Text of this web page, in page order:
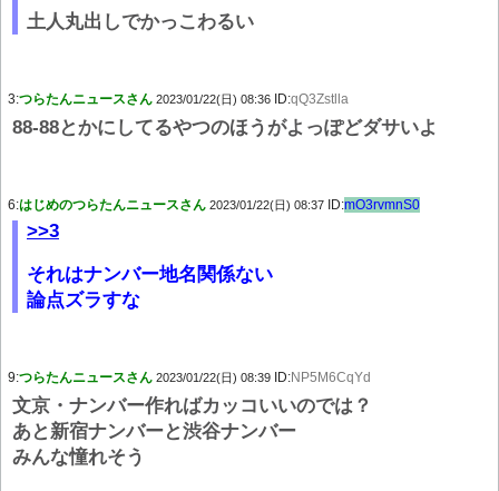
土人丸出しでかっこわるい
3:つらたんニュースさん 2023/01/22(日) 08:36 ID:qQ3Zstlla
88-88とかにしてるやつのほうがよっぽどダサいよ
6:はじめのつらたんニュースさん 2023/01/22(日) 08:37 ID:mO3rvmnS0
>>3
それはナンバー地名関係ない
論点ズラすな
9:つらたんニュースさん 2023/01/22(日) 08:39 ID:NP5M6CqYd
文京・ナンバー作ればカッコいいのでは？
あと新宿ナンバーと渋谷ナンバー
みんな憧れそう